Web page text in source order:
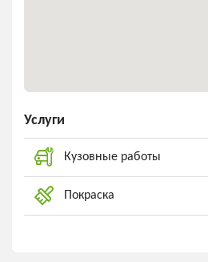
Услуги
Кузовные работы
Покраска